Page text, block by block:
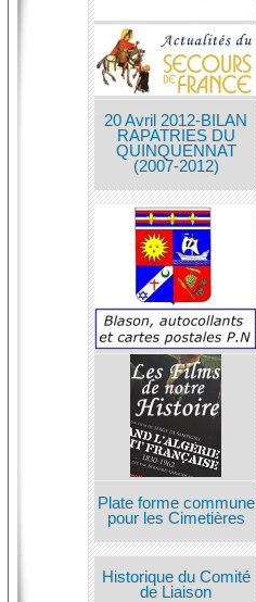
20 Avril 2012-BILAN
RAPATRIES DU
QUINQUENNAT
(2007-2012)
Plate forme commune
pour les Cimetières
Historique du Comité
de Liaison